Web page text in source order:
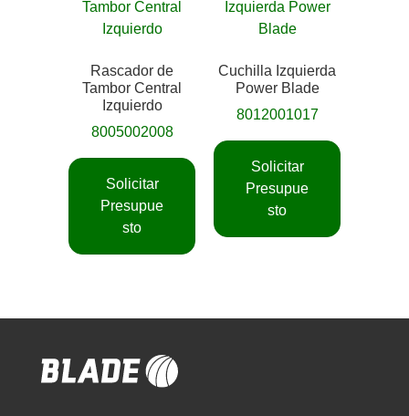
Rascador de
Tambor Central
Izquierdo
8005002008
Solicitar
Presupue
sto
Cuchilla Izquierda
Power Blade
8012001017
Solicitar
Presupue
sto